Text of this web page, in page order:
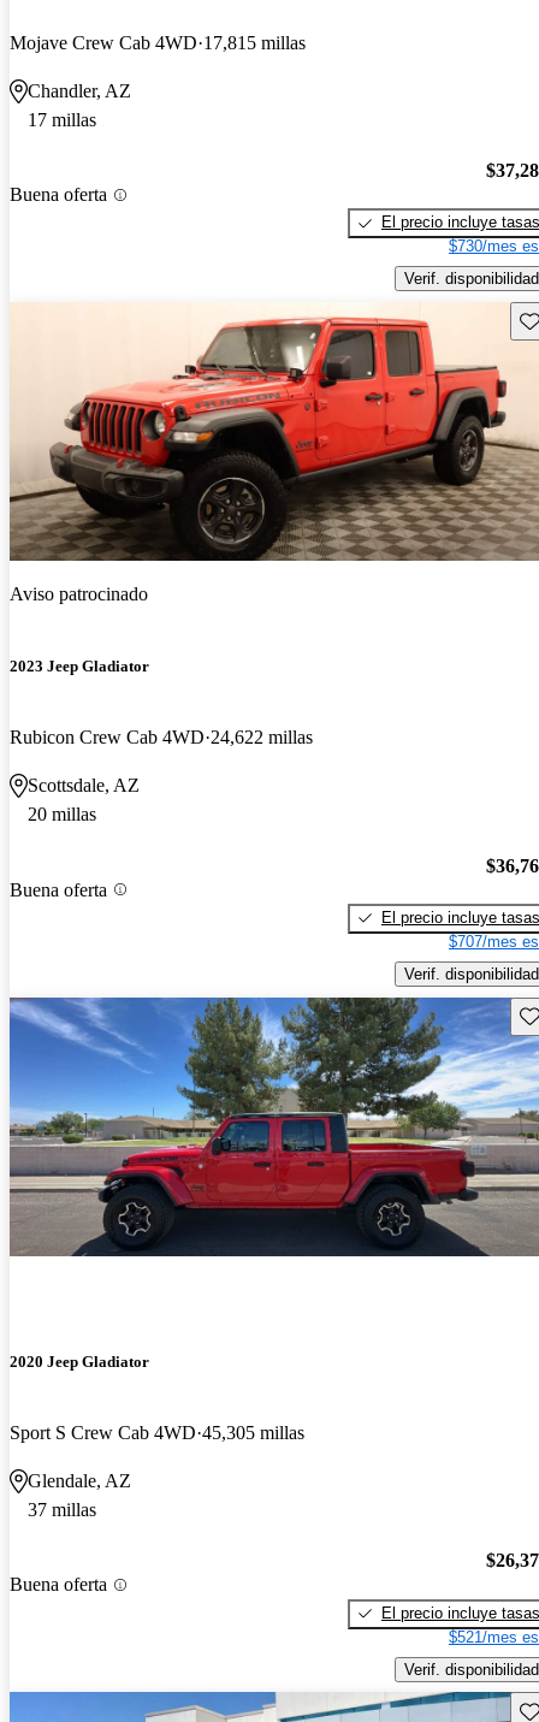
Mojave Crew Cab 4WD 17,815 millas
Chandler, AZ
17 millas
Buena oferta
El precio incluye tasas
$730/mes
Verif. disponibilidad
Aviso patrocinado
2023 Jeep Gladiator
Rubicon Crew Cab 4WD 24,622 millas
Scottsdale, AZ
20 millas
Buena oferta
El precio incluye tasas
$707/mes
Verif. disponibilidad
2020 Jeep Gladiator
Sport S Crew Cab 4WD 45,305 millas
Glendale, AZ
37 millas
Buena oferta
El precio incluye tasas
$521/mes
Verif. disponibilidad